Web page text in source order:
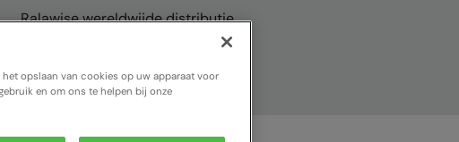
Ralawise wereldwijde distributie
opslaan van cookies op uw apparaat voor
en om ons te helpen bij onze